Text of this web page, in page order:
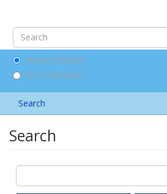
Search DSpace
This Collection
Search
Search